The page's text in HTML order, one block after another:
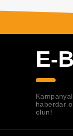
E-
haberdar
olun!